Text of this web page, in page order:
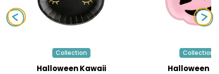
Collection
Halloween Kawaii
Collection
Halloween